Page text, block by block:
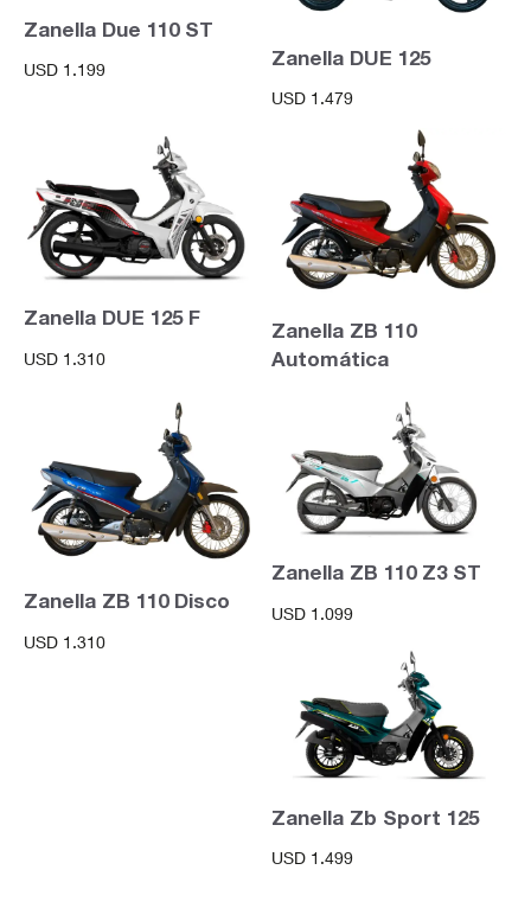
Zanella Due 110 ST
USD 1.199
Zanella DUE 125
USD 1.479
Zanella DUE 125 F
USD 1.310
Zanella ZB 110
Automática
Zanella ZB 110 Disco
USD 1.310
Zanella ZB 110 Z3 ST
USD 1.099
Zanella Zb Sport 125
USD 1.499